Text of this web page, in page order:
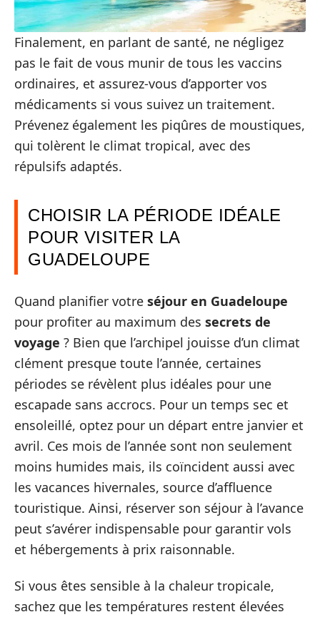
Finalement, en parlant de santé, ne négligez
pas le fait de vous munir de tous les vaccins
ordinaires, et assurez-vous d’apporter vos
médicaments si vous suivez un traitement.
Prévenez également les piqûres de moustiques,
qui tolèrent le climat tropical, avec des
répulsifs adaptés.
CHOISIR LA PÉRIODE IDÉALE
POUR VISITER LA
GUADELOUPE
Quand planifier votre séjour en Guadeloupe
pour profiter au maximum des secrets de
voyage ? Bien que l’archipel jouisse d’un climat
clément presque toute l’année, certaines
périodes se révèlent plus idéales pour une
escapade sans accrocs. Pour un temps sec et
ensoleillé, optez pour un départ entre janvier et
avril. Ces mois de l’année sont non seulement
moins humides mais, ils coïncident aussi avec
les vacances hivernales, source d’affluence
touristique. Ainsi, réserver son séjour à l’avance
peut s’avérer indispensable pour garantir vols
et hébergements à prix raisonnable.
Si vous êtes sensible à la chaleur tropicale,
sachez que les températures restent élevées